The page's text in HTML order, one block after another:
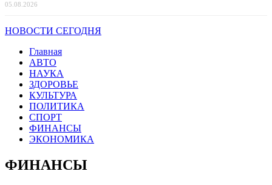
05.08.2026
НОВОСТИ СЕГОДНЯ
Главная
АВТО
НАУКА
ЗДОРОВЬЕ
КУЛЬТУРА
ПОЛИТИКА
СПОРТ
ФИНАНСЫ
ЭКОНОМИКА
ФИНАНСЫ